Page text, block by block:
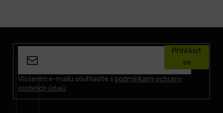
Vložením e-mailu souhlasíte s podmínkami ochrany
osobních údajů
Přihlásit
se